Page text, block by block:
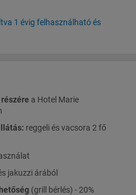
1 évig felhasználható és
a Hotel Marie
reggeli és vacsora 2 fő
jakuzzi árából
(grill bérlés) - 20%